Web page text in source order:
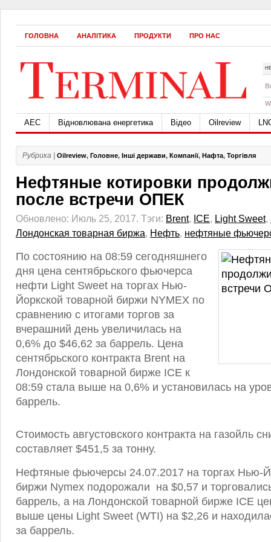
ГОЛОВНА АНАЛІТИКА ПРОДУКТИ ПРО НАС
АЕС Відновлювана енергетика Відео Oilreview
Рубрика | Oilreview, Головне, Інші держави, Компанії, Нафта, Торгівля
Нефтяные котировки
после встречи ОПЕК
Обновлено: Июль 25, 2017. Тэги: Brent, ICE, Light Sweet,
Лондонская товарная биржа, Нефть, нефтяные
По состоянию на 08:59 сегодняшнего
дня цена сентябрьского фьючерса
нефти Light Sweet на торгах Нью-
Йоркской товарной биржи NYMEX по
сравнению с итогами торгов за
вчерашний день увеличилась на
0,6% до $46,62 за баррель. Цена
сентябрьского контракта Brent на
Лондонской товарной бирже ICE к
08:59 стала выше на 0,6% и установилась на
баррель.
Стоимость августовского контракта на газойль
составляет $451,5 за тонну.
Нефтяные фьючерсы 24.07.2017 на торгах Нью-
биржи Nymex подорожали на $0,57 и
баррель, а на Лондонской товарной бирже ICE
выше цены Light Sweet (WTI) на $2,26 и
за баррель.